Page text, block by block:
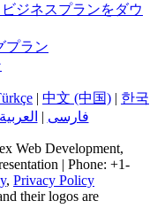
ジネスプランをダウ
プラン
| 中文 (中国) | 한국
العربية | فارسی
Web Development,
| Phone: +1-
, Privacy Policy
their logos are